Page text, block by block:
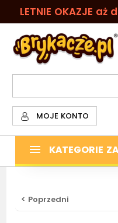
LETNIE OKAZJE
MOJE KONTO
KATEGORIE
< Poprzedni